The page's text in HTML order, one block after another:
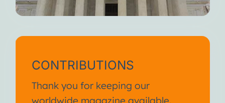
CONTRIBUTIONS
Thank you for keeping our